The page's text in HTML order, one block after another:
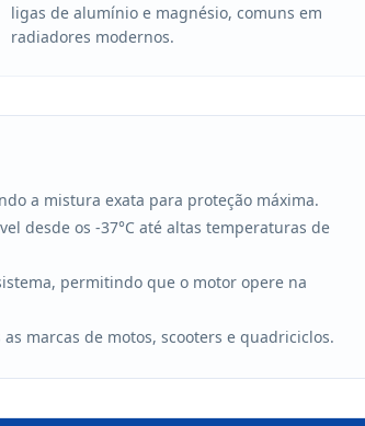
ligas de alumínio e magnésio, comuns em
radiadores modernos.
a mistura exata para proteção máxima.
desde os -37°C até altas temperaturas de
permitindo que o motor opere na
marcas de motos, scooters e quadriciclos.